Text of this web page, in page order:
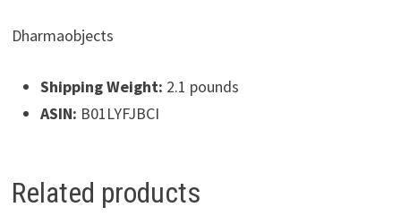
Dharmaobjects
Shipping Weight: 2.1 pounds
ASIN: B01LYFJBCI
Related products